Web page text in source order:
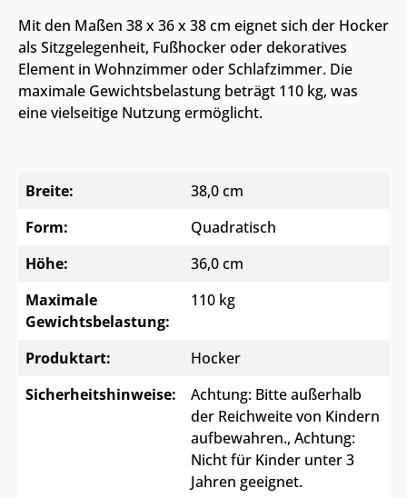
Mit den Maßen 38 x 36 x 38 cm eignet sich der Hocker
als Sitzgelegenheit, Fußhocker oder dekoratives
Element in Wohnzimmer oder Schlafzimmer. Die
maximale Gewichtsbelastung beträgt 110 kg, was
eine vielseitige Nutzung ermöglicht.
Breite:
38,0 cm
Form:
Quadratisch
Höhe:
36,0 cm
Maximale
Gewichtsbelastung:
110 kg
Produktart:
Hocker
Sicherheitshinweise:
Achtung: Bitte außerhalb
der Reichweite von Kindern
aufbewahren., Achtung:
Nicht für Kinder unter 3
Jahren geeignet.